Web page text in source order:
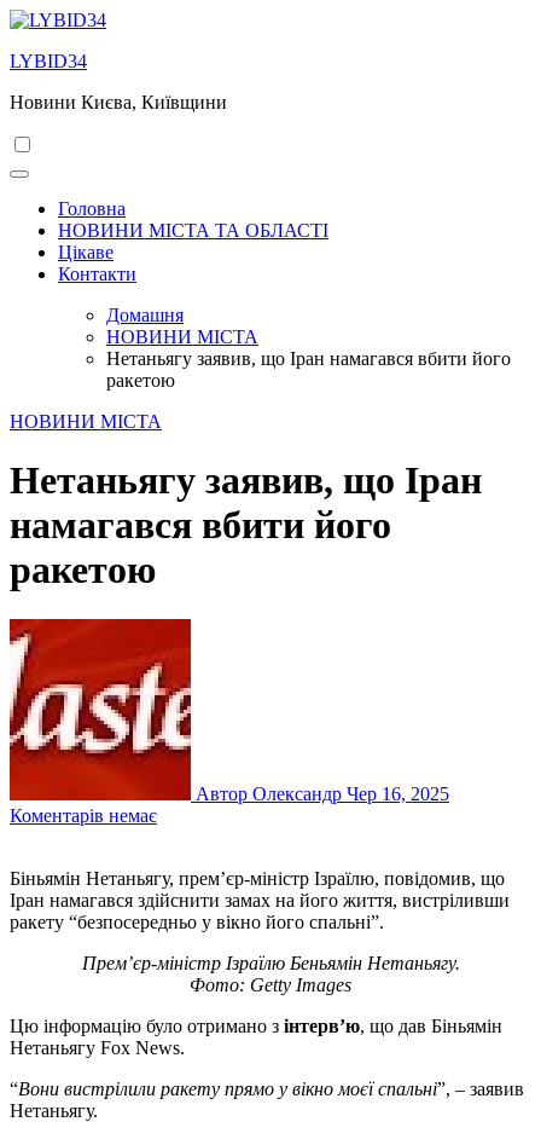
Перейти
вмісту
LYBID34
Новини Києва, Київщини
Головна
НОВИНИ МІСТА ТА ОБЛАСТІ
Цікаве
Контакти
Домашня
НОВИНИ МІСТА
Нетаньягу заявив, що Іран намагався вбити його
ракетою
НОВИНИ МІСТА
Нетаньягу заявив, що Іран
намагався вбити його
ракетою
Автор Олександр Чер 16, 2025
Коментарів немає
Біньямін Нетаньягу, прем’єр-міністр Ізраїлю, повідомив, що
Іран намагався здійснити замах на його життя, вистріливши
ракету “безпосередньо у вікно його спальні”.
Прем’єр-міністр Ізраїлю Беньямін Нетаньягу.
Фото: Getty Images
Цю інформацію було отримано з інтерв’ю, що дав Біньямін
Нетаньягу Fox News.
“Вони вистрілили ракету прямо у вікно моєї спальні”, – заявив
Нетаньягу.